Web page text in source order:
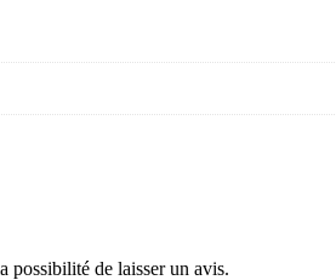
possibilité de laisser un avis.